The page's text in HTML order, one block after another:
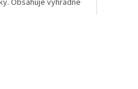
Obsahuje výhradně